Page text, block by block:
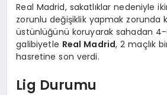
Real Madrid, sakatlıklar nedeniyle
zorunlu değişiklik yapmak zorunda
üstünlüğünü koruyarak sahadan 4-
galibiyetle Real Madrid, 2 maçlık
hasretine son verdi.
Lig Durumu